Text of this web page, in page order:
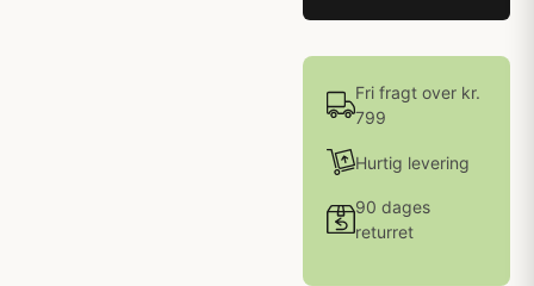
Fri fragt over kr.
799
Hurtig levering
90 dages
returret